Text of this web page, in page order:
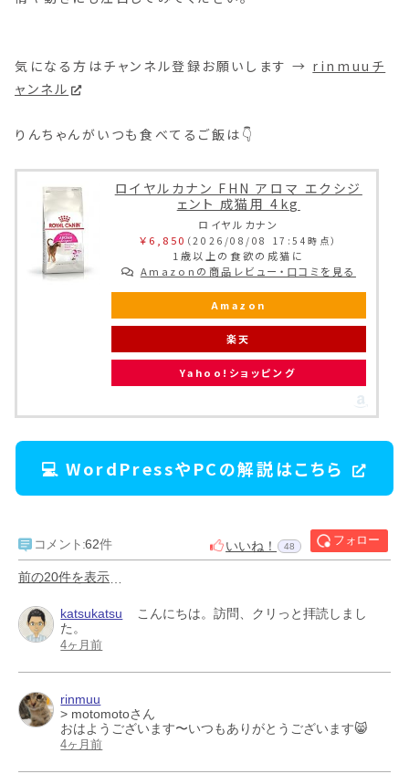
気になる方はチャンネル登録お願いします → rinmuuチ
ャンネル
りんちゃんがいつも食べてるご飯は👇
ロイヤルカナン FHN アロマ エクシジ
ェント 成猫用 4kg
ロイヤルカナン
￥6,850 （2026/08/08 17:54時点）
1歳以上の食欲の成猫に
Amazonの商品レビュー・口コミを見る
Amazon
楽天
Yahoo!ショッピング
💻 WordPressやPCの解説はこちら